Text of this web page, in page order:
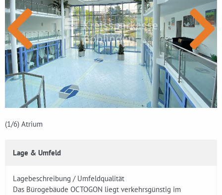
(1/6) Atrium
Lage & Umfeld
Lagebeschreibung / Umfeldqualität
Das Bürogebäude OCTOGON liegt verkehrsgünstig im